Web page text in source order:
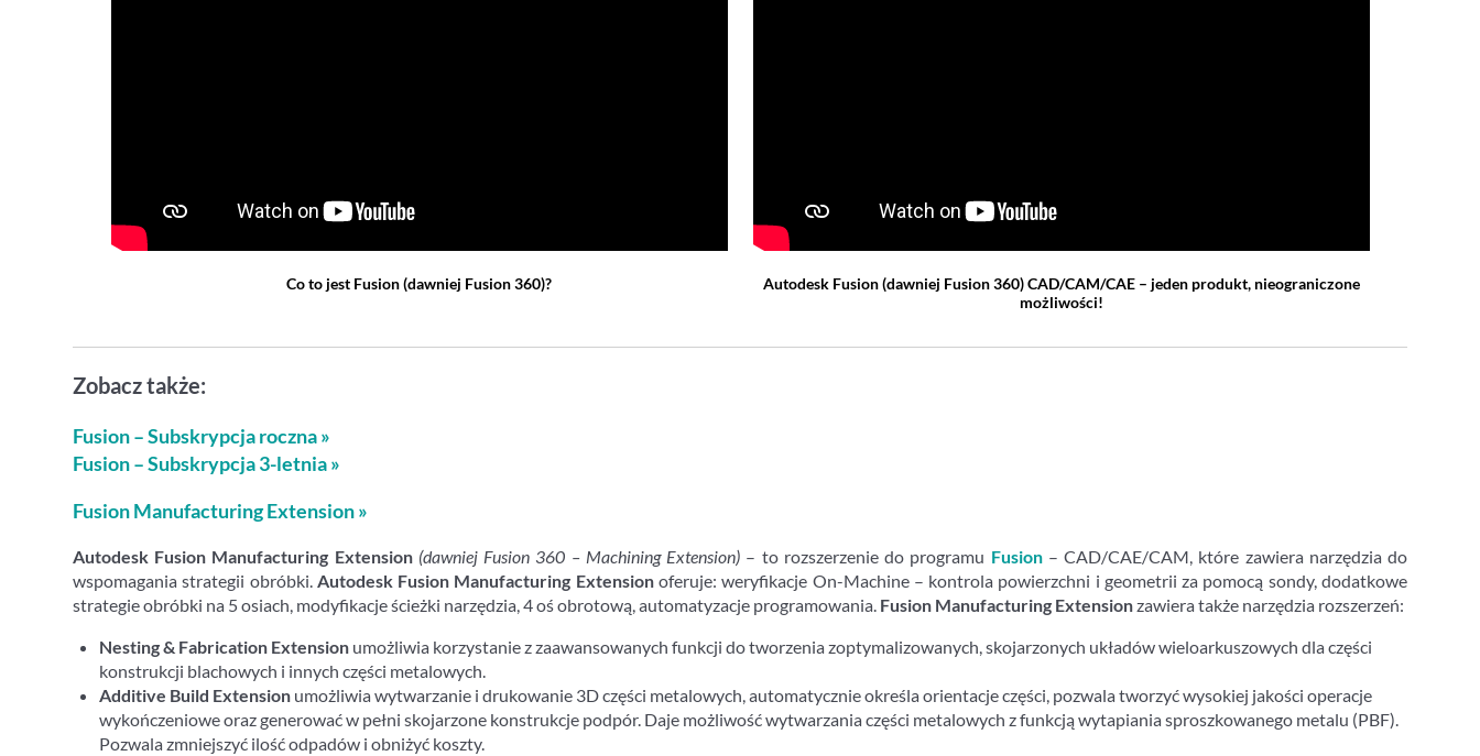
Co to jest Fusion(dawniej Fusion 360)? Autodesk Fusion(dawniej Fusion 360)CAD/CAM/CAE – jeden produkt, nieograniczone
możliwości!
Zobacz także:
Fusion – Subskrypcja roczna »
Fusion – Subskrypcja 3-letnia »
Fusion Manufacturing Extension »
Autodesk Fusion Manufacturing Extension (dawniej Fusion 360 – Machining Extension) – to rozszerzenie do programu Fusion– CAD/CAE/CAM, które zawiera narzędzia do
wspomagania strategii obróbki. Autodesk Fusion Manufacturing Extensionoferuje: weryfikacje On-Machine – kontrola powierzchni i geometrii za pomocą sondy, dodatkowe
strategie obróbki na 5 osiach, modyfikacje ścieżki narzędzia, 4 oś obrotową, automatyzacje programowania. Fusion Manufacturing Extensionzawiera także narzędzia rozszerzeń:
Nesting & Fabrication Extension umożliwia korzystanie z zaawansowanych funkcji do tworzenia zoptymalizowanych, skojarzonych układów wieloarkuszowych dla części
konstrukcji blachowych i innych części metalowych.
Additive Build Extension umożliwia wytwarzanie i drukowanie 3D części metalowych, automatycznie określa orientacje części, pozwala tworzyć wysokiej jakości operacje
wykończeniowe oraz generować w pełni skojarzone konstrukcje podpór. Daje możliwość wytwarzania części metalowych z funkcją wytapiania sproszkowanego metalu (PBF).
Pozwala zmniejszyć ilość odpadów i obniżyć koszty.